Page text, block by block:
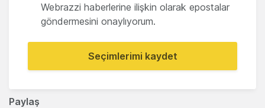
Paylaş
Webrazzi haberlerine ilişkin olarak epostalar
göndermesini onaylıyorum.
Seçimlerimi kaydet